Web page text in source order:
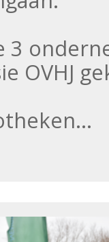
3
OVHJ